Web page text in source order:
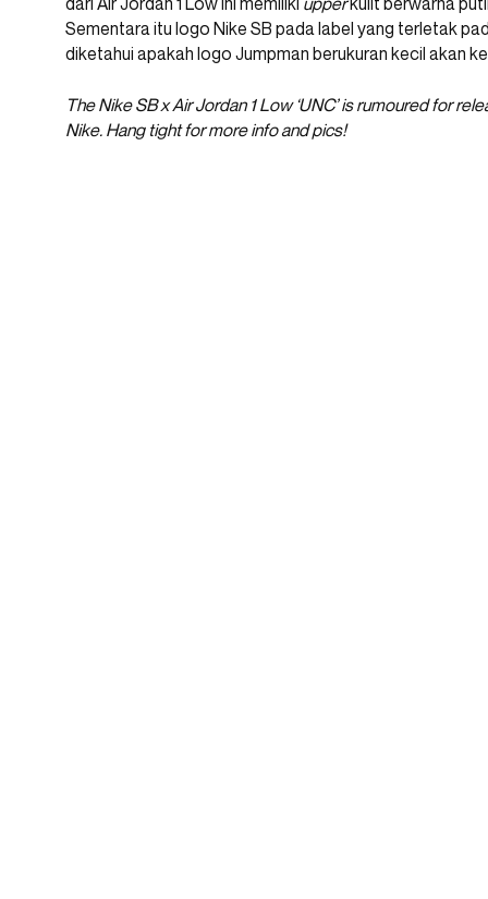
Sementara itu logo Nike SB pada label yang terletak
diketahui apakah logo Jumpman berukuran kecil akan
The Nike SB x Air Jordan 1 Low ‘UNC’ is rumoured for
Nike. Hang tight for more info and pics!